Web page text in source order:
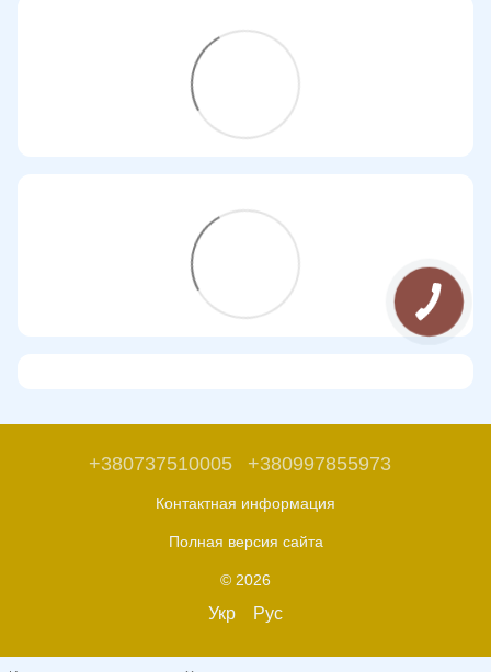
+380737510005 +380997855973
Контактная информация
Полная версия сайта
© 2026
Укр Рус